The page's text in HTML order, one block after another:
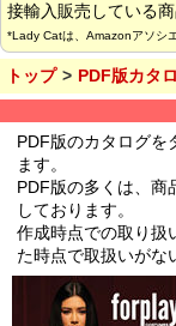
接輸入販売している商
*Lady Catは、Amazonアソシ
トップ
PDF版カタ
PDF版のカタログを
ます。
PDF版の多くは、商
しております。
作成時点での取り扱
た時点で取扱いがな